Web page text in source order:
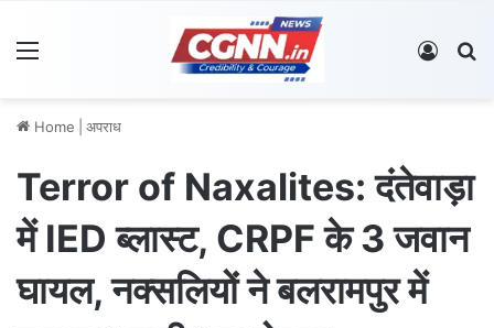
Log In
Home अपराध
Terror of Naxalites: दंतेवाड़ा
में IED ब्लास्ट, CRPF के 3 जवान
घायल, नक्सलियों ने बलरामपुर में